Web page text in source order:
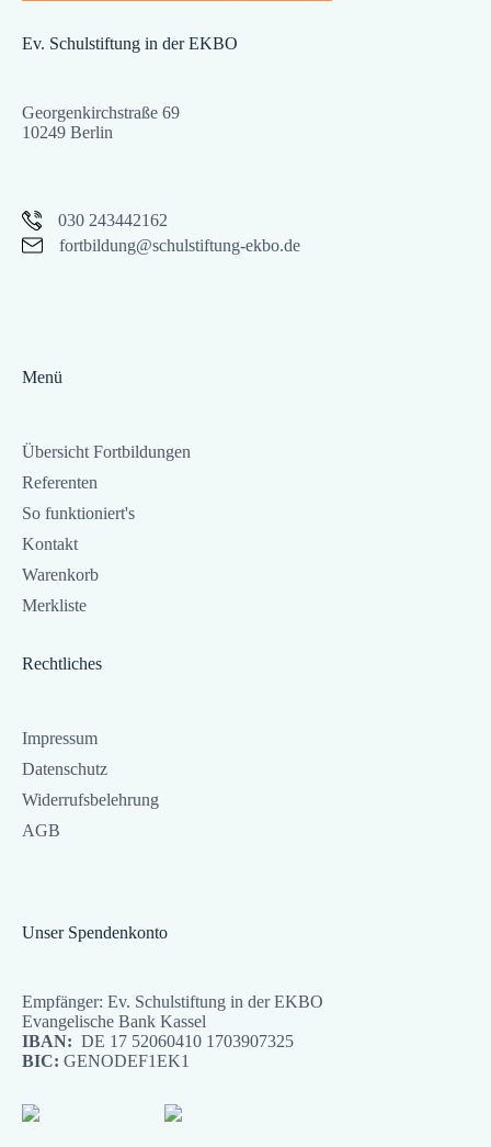
Ev. Schulstiftung in der EKBO
Georgenkirchstraße 69
10249 Berlin
030 243442162
fortbildung@schulstiftung-ekbo.de
Menü
Übersicht Fortbildungen
Referenten
So funktioniert's
Kontakt
Warenkorb
Merkliste
Rechtliches
Impressum
Datenschutz
Widerrufsbelehrung
AGB
Unser Spendenkonto
Empfänger: Ev. Schulstiftung in der EKBO
Evangelische Bank Kassel
IBAN: DE 17 52060410 1703907325
BIC: GENODEF1EK1